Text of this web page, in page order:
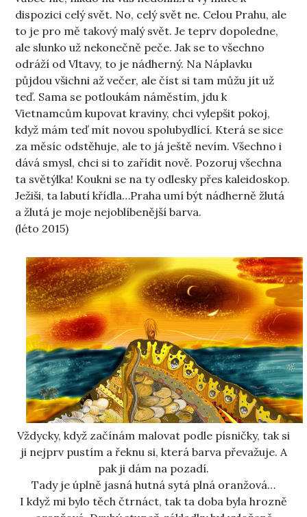
dispozici celý svět. No, celý svět ne. Celou Prahu, ale
to je pro mě takový malý svět. Je teprv dopoledne,
ale slunko už nekonečně peče. Jak se to všechno
odráží od Vltavy, to je nádherný. Na Náplavku
půjdou všichni až večer, ale číst si tam můžu jít už
teď. Sama se potloukám náměstím, jdu k
Vietnamcům kupovat kraviny, chci vylepšit pokoj,
když mám teď mít novou spolubydlící. Která se sice
za měsíc odstěhuje, ale to já ještě nevím. Všechno i
dává smysl, chci si to zařídit nově. Pozoruj všechna
ta světýlka! Koukni se na ty odlesky přes kaleidoskop.
Ježiši, ta labutí křídla…Praha umí být nádherně žlutá
a žlutá je moje nejoblíbenější barva.
(léto 2015)
Vždycky, když začínám malovat podle písničky, tak si
ji nejprv pustím a řeknu si, která barva převažuje. A
pak ji dám na pozadí.
Tady je úplně jasná hutná sytá plná oranžová…
I když mi bylo těch čtrnáct, tak ta doba byla hrozně